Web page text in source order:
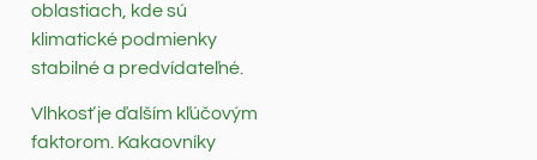
oblastiach, kde sú
klimatické podmienky
stabilné a predvídateľné.
Vlhkosť je ďalším kľúčovým
faktorom. Kakaovníky